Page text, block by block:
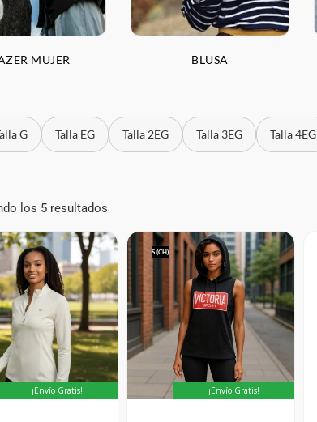
MUJER BLUSA
G Talla EG Talla 2EG Talla 3EG Talla 4EG
los 5 resultados
¡Envío Gratis!
S (CH)
¡Envío Gratis!